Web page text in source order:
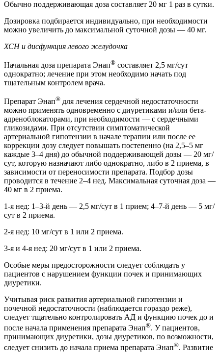
Обычно поддерживающая доза составляет 20 мг 1 раз в сутки.
Дозировка подбирается индивидуально, при необходимости
можно увеличить до максимальной суточной дозы — 40 мг.
ХСН и дисфункция левого желудочка
Начальная доза препарата Энап® составляет 2,5 мг/сут
однократно; лечение при этом необходимо начать под
тщательным контролем врача.
Препарат Энап® для лечения сердечной недостаточности
можно применять одновременно с диуретиками и/или бета-
адреноблокаторами, при необходимости — с сердечными
гликозидами. При отсутствии симптоматической
артериальной гипотензии в начале терапии или после ее
коррекции дозу следует повышать постепенно (на 2,5–5 мг
каждые 3–4 дня) до обычной поддерживающей дозы — 20 мг/
сут, которую назначают либо однократно, либо в 2 приема, в
зависимости от переносимости препарата. Подбор дозы
проводится в течение 2–4 нед. Максимальная суточная доза —
40 мг в 2 приема.
1-я нед: 1–3-й день — 2,5 мг/сут в 1 прием; 4–7-й день — 5 мг/
сут в 2 приема.
2-я нед: 10 мг/сут в 1 или 2 приема.
3-я и 4-я нед: 20 мг/сут в 1 или 2 приема.
Особые меры предосторожности следует соблюдать у
пациентов с нарушением функции почек и принимающих
диуретики.
Учитывая риск развития артериальной гипотензии и
почечной недостаточности (наблюдается гораздо реже),
следует тщательно контролировать АД и функцию почек до и
после начала применения препарата Энап®. У пациентов,
принимающих диуретики, дозы диуретиков, по возможности,
следует снизить до начала приема препарата Энап®. Развитие